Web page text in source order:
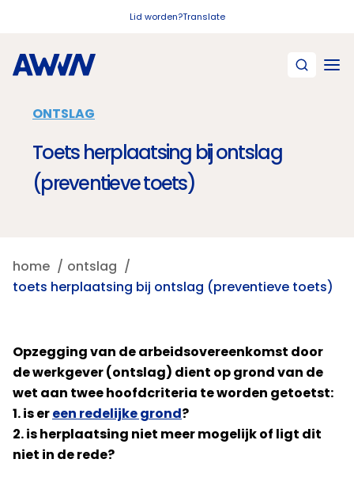
Lid worden?Translate
ONTSLAG
Toets herplaatsing bij ontslag
(preventieve toets)
home
ontslag
toets herplaatsing bij ontslag (preventieve toets)
Opzegging van de arbeidsovereenkomst door
de werkgever (ontslag) dient op grond van de
wet aan twee hoofdcriteria te worden getoetst:
1. is ereen redelijke grond?
2. is herplaatsing niet meer mogelijk of ligt dit
niet in de rede?